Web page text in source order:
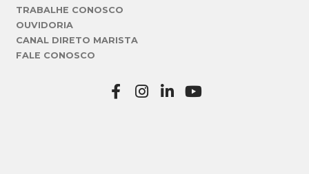
TRABALHE CONOSCO
OUVIDORIA
CANAL DIRETO MARISTA
FALE CONOSCO